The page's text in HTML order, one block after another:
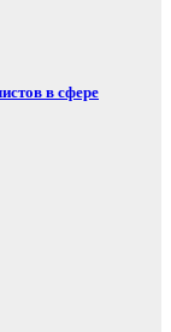
в сфере